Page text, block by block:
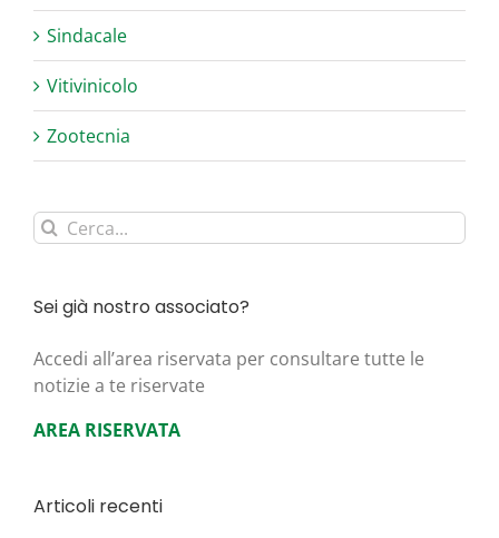
Sindacale
Vitivinicolo
Zootecnia
Cerca
per:
Sei già nostro associato?
Acce­di all’area riser­va­ta per con­sul­ta­re tut­te le
noti­zie a te riservate
AREA RISERVATA
Articoli recenti